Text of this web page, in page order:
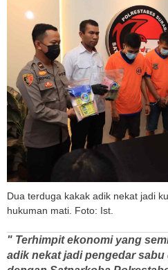
Dua terduga kakak adik nekat jadi
hukuman mati. Foto: Ist.
" Terhimpit ekonomi yang
adik nekat jadi pengedar